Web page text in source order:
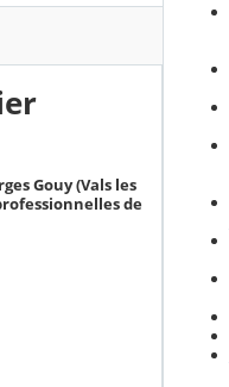
Gouy (Vals les
de